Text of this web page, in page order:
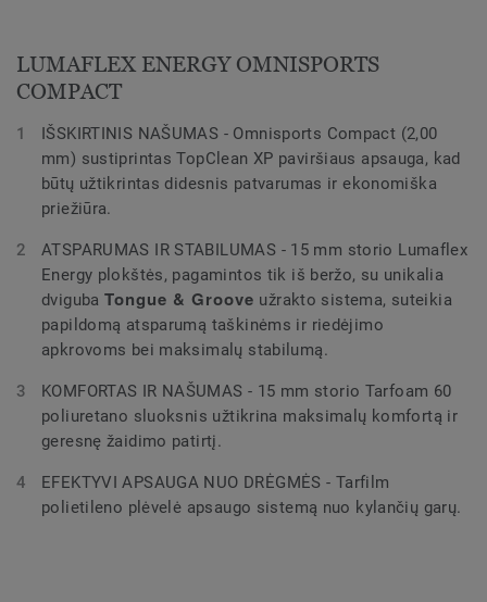
LUMAFLEX ENERGY OMNISPORTS
COMPACT
IŠSKIRTINIS NAŠUMAS - Omnisports Compact (2,00
mm) sustiprintas TopClean XP paviršiaus apsauga, kad
būtų užtikrintas didesnis patvarumas ir ekonomiška
priežiūra.
ATSPARUMAS IR STABILUMAS - 15 mm storio Lumaflex
Energy plokštės, pagamintos tik iš beržo, su unikalia
dvigubaTongue & Groove užrakto sistema, suteikia
papildomą atsparumą taškinėms ir riedėjimo
apkrovoms bei maksimalų stabilumą.
KOMFORTAS IR NAŠUMAS - 15 mm storio Tarfoam 60
poliuretano sluoksnis užtikrina maksimalų komfortą ir
geresnę žaidimo patirtį.
EFEKTYVI APSAUGA NUO DRĖGMĖS - Tarfilm
polietileno plėvelė apsaugo sistemą nuo kylančių garų.